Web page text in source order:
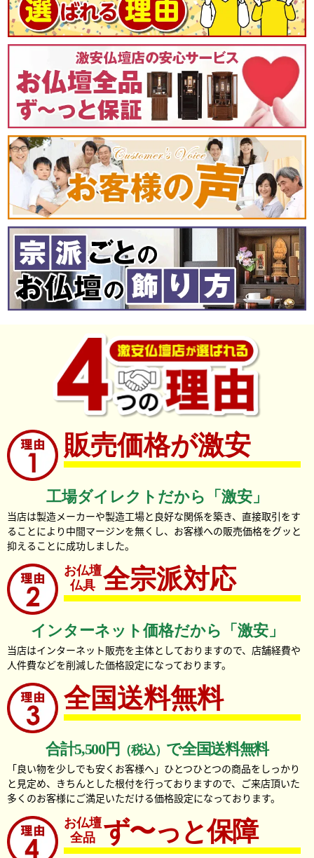
販売価格が激安
工場ダイレクトだから「激安」
当店は製造メーカーや製造工場と良好な関係を築き、直接取引をす
ることにより中間マージンを無くし、お客様への販売価格をグッと
抑えることに成功しました。
お仏壇
仏具 全宗派対応
インターネット価格だから「激安」
当店はインターネット販売を主体としておりますので、店舗経費や
人件費などを削減した価格設定になっております。
全国送料無料
合計5,500円 （税込） で全国送料無料
「良い物を少しでも安くお客様へ」ひとつひとつの商品をしっかり
と見定め、きちんとした根付を行っておりますので、ご来店頂いた
多くのお客様にご満足いただける価格設定になっております。
お仏壇
全品 ず〜っと保障